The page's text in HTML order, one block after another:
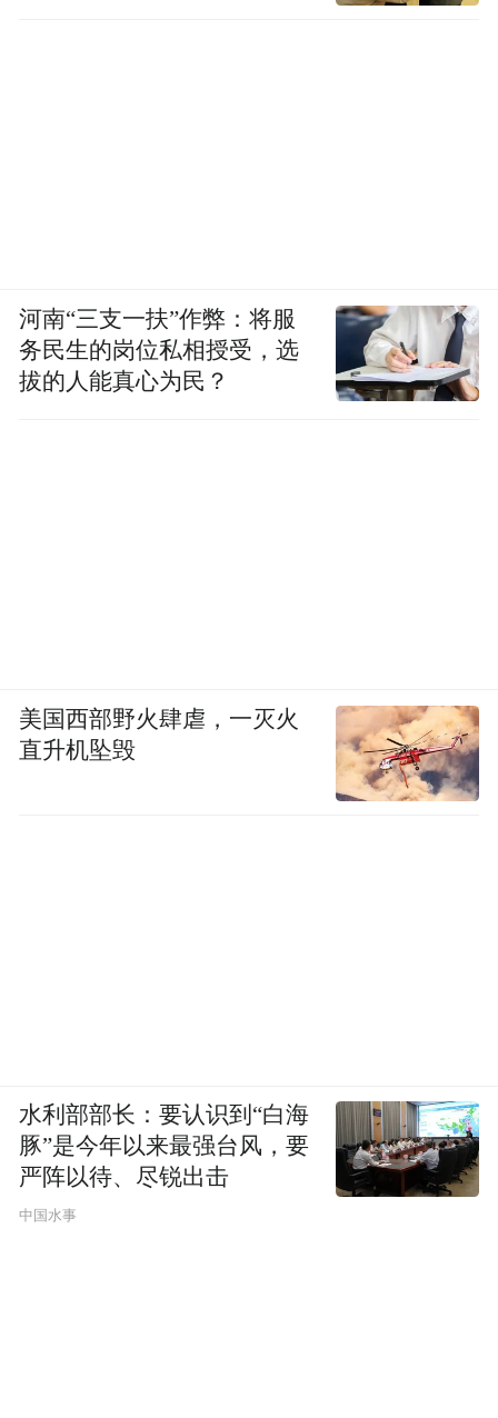
河南“三支一扶”作弊：将服
务民生的岗位私相授受，选
拔的人能真心为民？
美国西部野火肆虐，一灭火
直升机坠毁
水利部部长：要认识到“白海
豚”是今年以来最强台风，要
严阵以待、尽锐出击
中国水事